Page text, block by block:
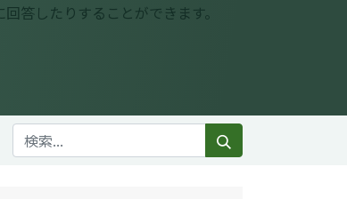
答したりすることができます。